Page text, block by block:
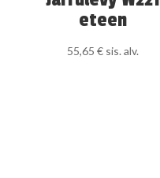
eteen
55,65€ sis. alv.